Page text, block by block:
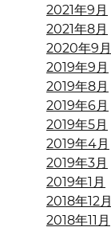
2021年9月
2021年8月
2020年9月
2019年9月
2019年8月
2019年6月
2019年5月
2019年4月
2019年3月
2019年1月
2018年12月
2018年11月